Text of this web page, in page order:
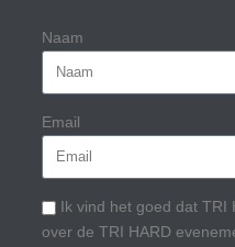
Naam
Email
Ik vind het goed dat TRI
over de TRI HARD